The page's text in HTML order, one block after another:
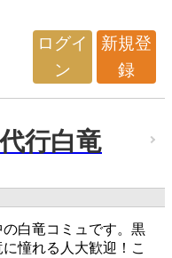
ログイ
ン
新規登
録
行白竜
白竜コミュです。黒
憧れる人大歓迎！こ